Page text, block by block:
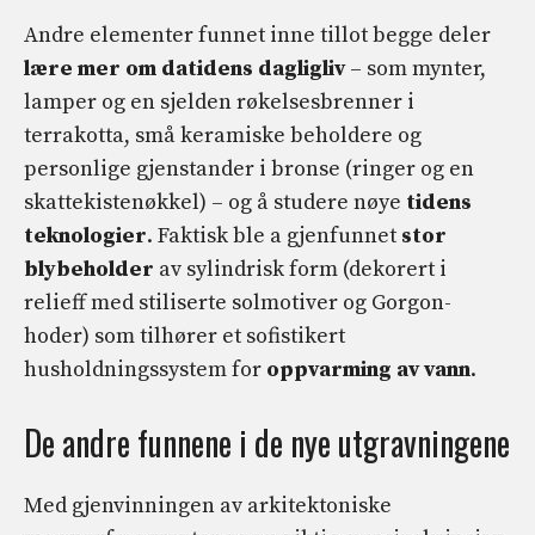
Andre elementer funnet inne tillot begge deler
lære mer om datidens dagligliv– som mynter,
lamper og en sjelden røkelsesbrenner i
terrakotta, små keramiske beholdere og
personlige gjenstander i bronse (ringer og en
skattekistenøkkel) – og å studere nøye tidens
teknologier. Faktisk ble a gjenfunnet stor
blybeholder av sylindrisk form (dekorert i
relieff med stiliserte solmotiver og Gorgon-
hoder) som tilhører et sofistikert
husholdningssystem for oppvarming av vann.
De andre funnene i de nye utgravningene
Med gjenvinningen av arkitektoniske